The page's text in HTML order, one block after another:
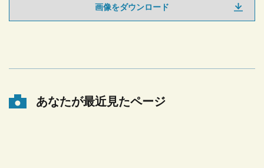
画像をダウンロード
あなたが最近見たページ